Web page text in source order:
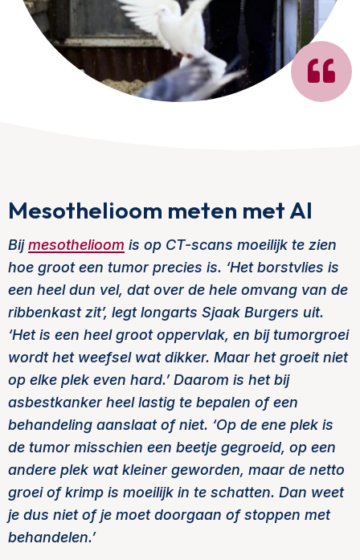
Mesothelioom meten met AI
Bijmesothelioom is op CT-scans moeilijk te zien
hoe groot een tumor precies is. ‘Het borstvlies is
een heel dun vel, dat over de hele omvang van de
ribbenkast zit’, legt longarts Sjaak Burgers uit.
‘Het is een heel groot oppervlak, en bij tumorgroei
wordt het weefsel wat dikker. Maar het groeit niet
op elke plek even hard.’ Daarom is het bij
asbestkanker heel lastig te bepalen of een
behandeling aanslaat of niet. ‘Op de ene plek is
de tumor misschien een beetje gegroeid, op een
andere plek wat kleiner geworden, maar de netto
groei of krimp is moeilijk in te schatten. Dan weet
je dus niet of je moet doorgaan of stoppen met
behandelen.’